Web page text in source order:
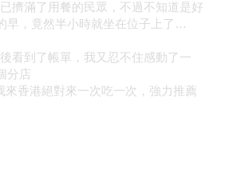
滿了用餐的民眾，不過不知道是好
早，竟然半小時就坐在位子上了 …
到了帳單，我又忍不住感動了一
分店
來香港絕對來一次吃一次，強力推薦